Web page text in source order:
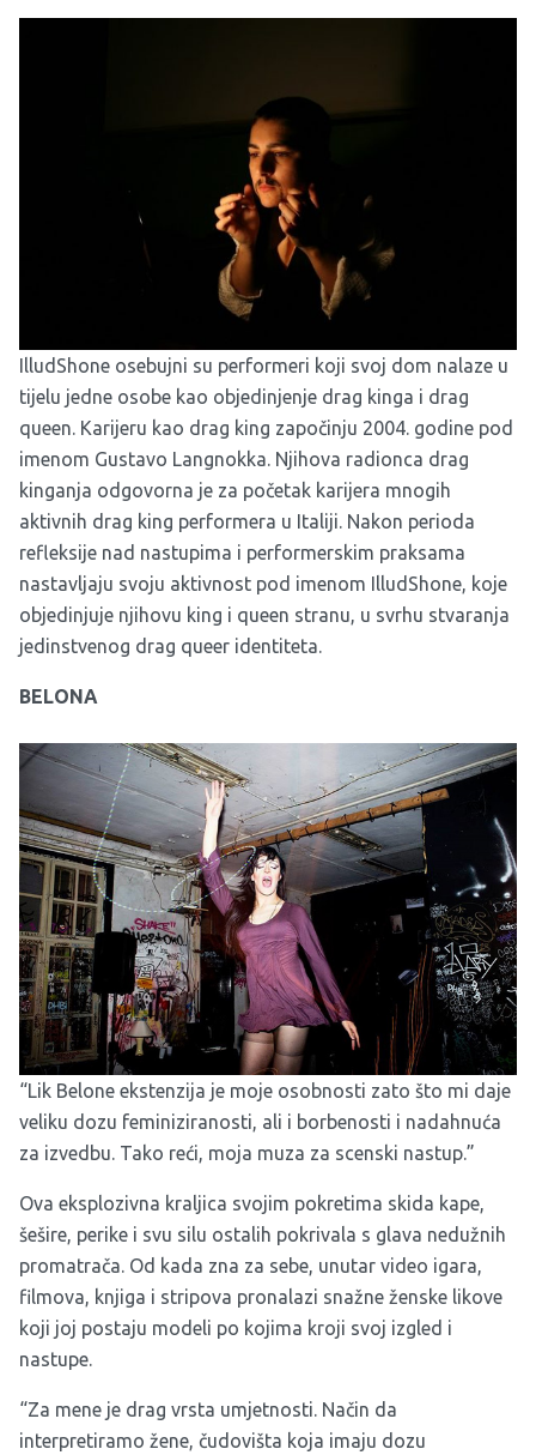
IlludShone osebujni su performeri koji svoj dom nalaze u
tijelu jedne osobe kao objedinjenje drag kinga i drag
queen. Karijeru kao drag king započinju 2004. godine pod
imenom Gustavo Langnokka. Njihova radionca drag
kinganja odgovorna je za početak karijera mnogih
aktivnih drag king performera u Italiji. Nakon perioda
refleksije nad nastupima i performerskim praksama
nastavljaju svoju aktivnost pod imenom IlludShone, koje
objedinjuje njihovu king i queen stranu, u svrhu stvaranja
jedinstvenog drag queer identiteta.
BELONA
“Lik Belone ekstenzija je moje osobnosti zato što mi daje
veliku dozu feminiziranosti, ali i borbenosti i nadahnuća
za izvedbu. Tako reći, moja muza za scenski nastup.”
Ova eksplozivna kraljica svojim pokretima skida kape,
šešire, perike i svu silu ostalih pokrivala s glava nedužnih
promatrača. Od kada zna za sebe, unutar video igara,
filmova, knjiga i stripova pronalazi snažne ženske likove
koji joj postaju modeli po kojima kroji svoj izgled i
nastupe.
“Za mene je drag vrsta umjetnosti. Način da
interpretiramo žene, čudovišta koja imaju dozu